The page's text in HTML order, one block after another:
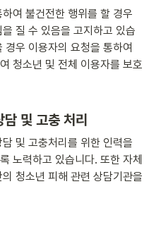
여 불건전한 행위를 할 경우
질 수 있음을 고지하고 있습
우 이용자의 요청을 통하여
청소년 및 전체 이용자를 보호
및 고충 처리
및 고충처리를 위한 인력을
노력하고 있습니다. 또한 자체
청소년 피해 관련 상담기관을